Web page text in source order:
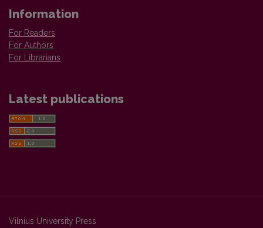
Information
For Readers
For Authors
For Librarians
Latest publications
Vilnius University Press